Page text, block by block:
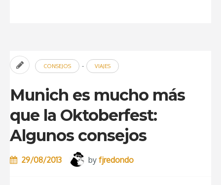
alemana”
CONSEJOS - VIAJES
Munich es mucho más
que la Oktoberfest:
Algunos consejos
29/08/2013 by fjredondo